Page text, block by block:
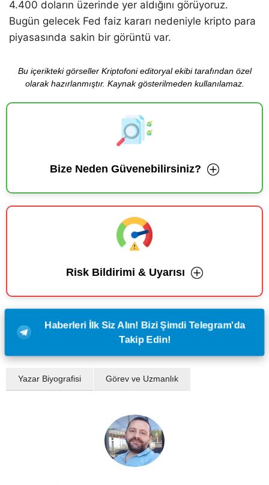
4.400 doların üzerinde yer aldığını görüyoruz.
Bugün gelecek Fed faiz kararı nedeniyle kripto para
piyasasında sakin bir görüntü var.
Bu içerikteki görseller Kriptofoni editoryal ekibi tarafından özel
olarak hazırlanmıştır. Kaynak gösterilmeden kullanılamaz.
Bize Neden Güvenebilirsiniz?
Risk Bildirimi & Uyarısı
Haberleri İlk Siz Alın! Bizi Şimdi Telegram'da
Takip Edin!
Yazar Biyografisi Görev ve Uzmanlık